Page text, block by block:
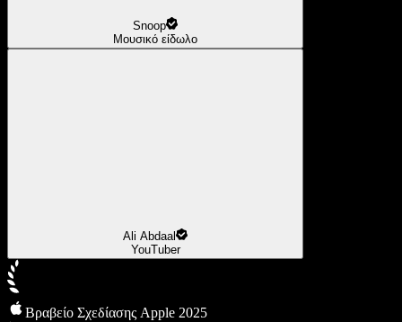
Snoop
Μουσικό είδωλο
Ali Abdaal
YouTuber
Βραβείο Σχεδίασης Apple 2025